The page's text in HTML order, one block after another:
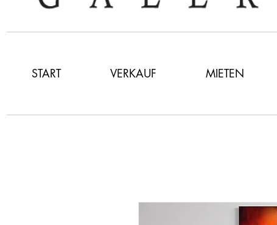
START VERKAUF MIETEN